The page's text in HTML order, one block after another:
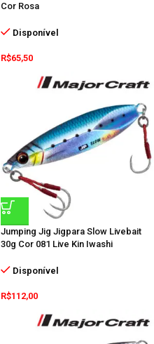
Cor Rosa
Disponível
R$65,50
Jumping Jig Jigpara Slow Livebait
30g Cor 081 Live Kin Iwashi
Disponível
R$112,00